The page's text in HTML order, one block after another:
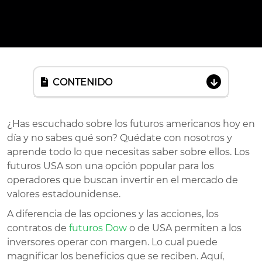
CONTENIDO
¿Has escuchado sobre los futuros americanos hoy en
día y no sabes qué son? Quédate con nosotros y
aprende todo lo que necesitas saber sobre ellos. Los
futuros USA son una opción popular para los
operadores que buscan invertir en el mercado de
valores estadounidense.
A diferencia de las opciones y las acciones, los
contratos de futuros Dow o de USA permiten a los
inversores operar con margen. Lo cual puede
magnificar los beneficios que se reciben. Aquí,